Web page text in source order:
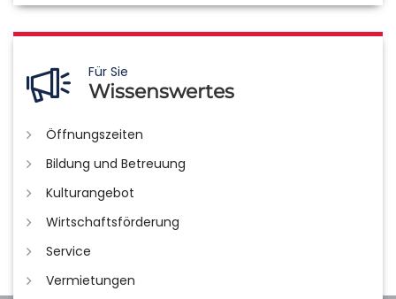
Für Sie
Wissenswertes
Öffnungszeiten
Bildung und Betreuung
Kulturangebot
Wirtschaftsförderung
Service
Vermietungen